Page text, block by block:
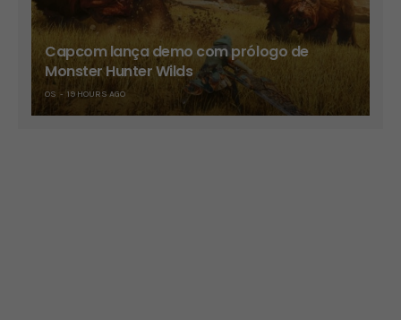
Capcom lança demo com prólogo de
Monster Hunter Wilds
OS 19 HOURS AGO